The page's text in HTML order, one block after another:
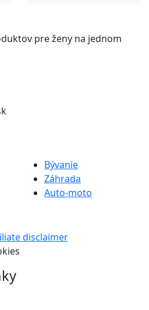
pre ženy na jednom
Bývanie
Záhrada
Auto-moto
disclaimer